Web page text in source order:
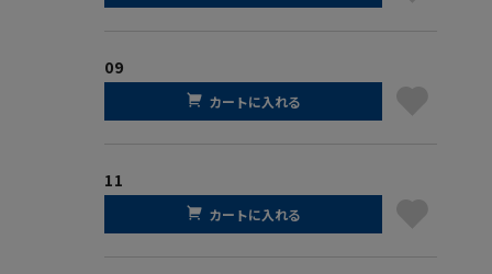
09
カートに入れる
11
カートに入れる